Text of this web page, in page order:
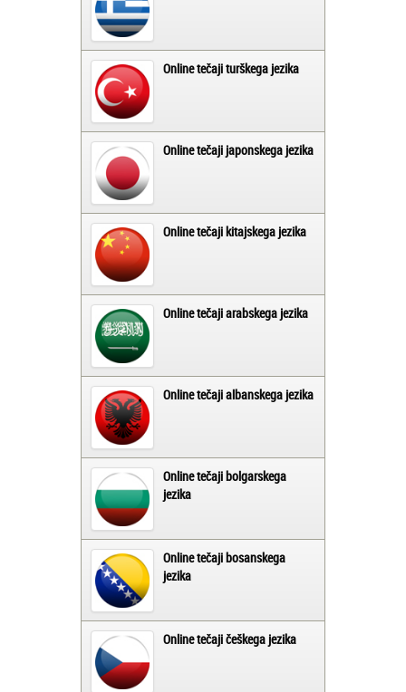
Online tečaji turškega jezika
Online tečaji japonskega jezika
Online tečaji kitajskega jezika
Online tečaji arabskega jezika
Online tečaji albanskega jezika
Online tečaji bolgarskega
jezika
Online tečaji bosanskega
jezika
Online tečaji češkega jezika